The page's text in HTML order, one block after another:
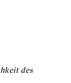
des